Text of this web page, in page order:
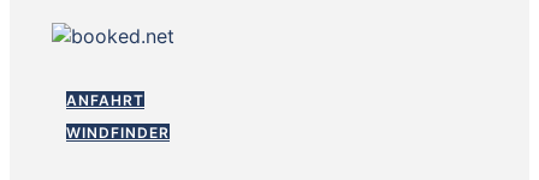
ANFAHRT
WINDFINDER